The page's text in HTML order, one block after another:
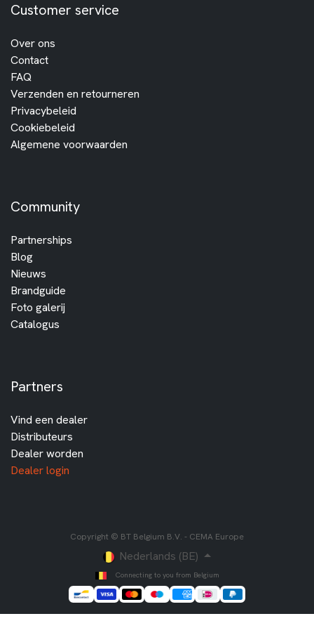
Customer service
Over ons
Contact
FAQ
Verzenden en retourneren
Privacybeleid
Cookiebeleid
Algemene voorwaarden
Community
Partnerships
Blog
Nieuws
Brandguide
Foto galerij
Catalogus
Partners
Vind een dealer
Distributeurs
Dealer worden
Dealer login
Copyright © BT Belgium B.V. - CEMA Europe
Nederlands (BE)
Connecting to you from Belgium